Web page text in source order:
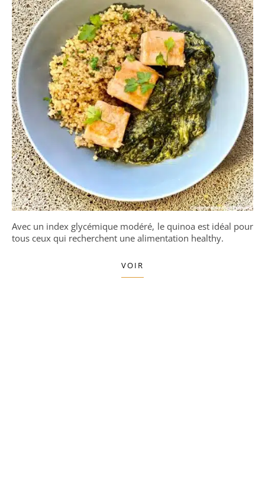
Avec un index glycémique modéré, le quinoa est idéal pour
tous ceux qui recherchent une alimentation healthy.
VOIR